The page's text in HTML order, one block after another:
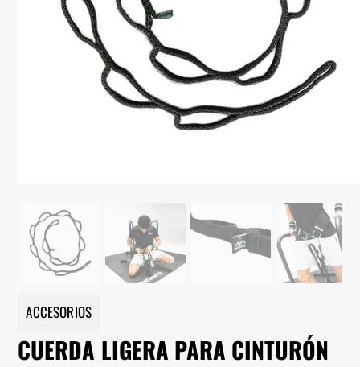
ACCESORIOS
CUERDA LIGERA PARA CINTURÓN